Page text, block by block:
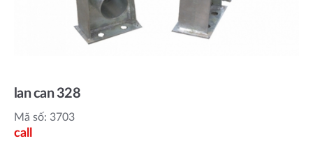
lan can 328
Mã số: 3703
call